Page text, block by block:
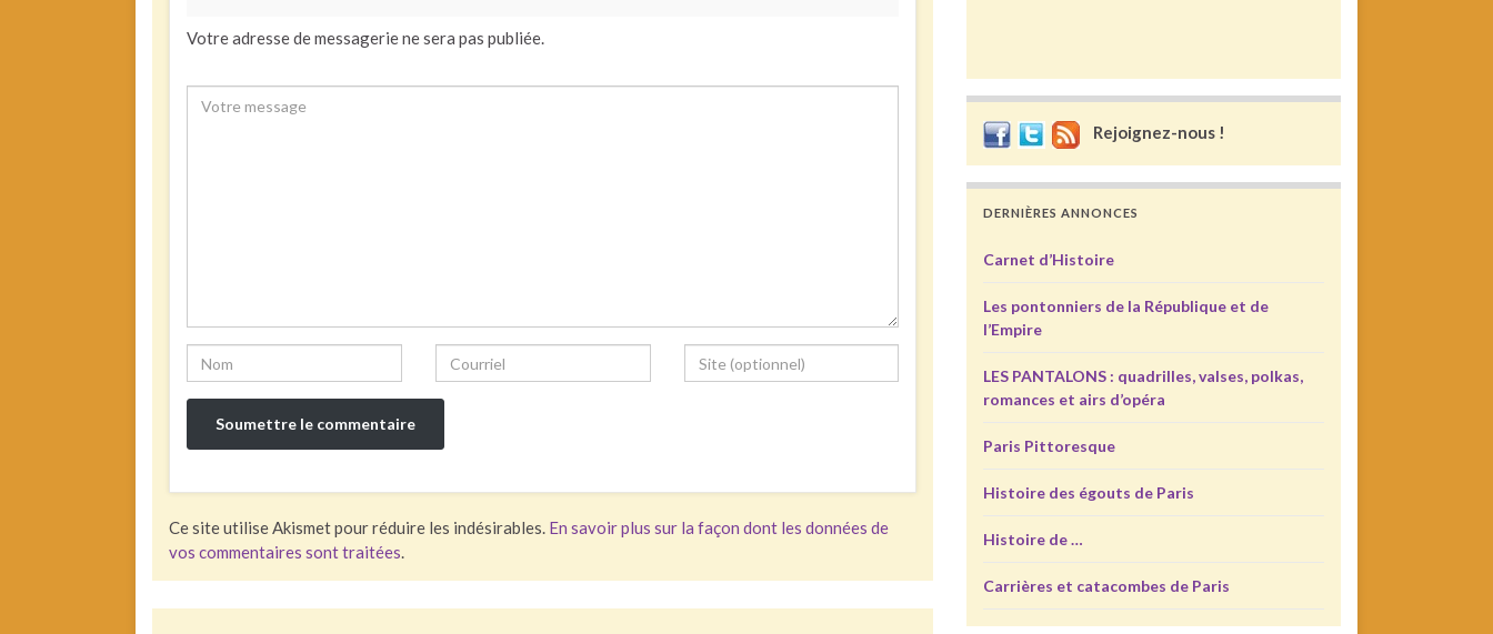
Votre adresse de messagerie ne sera pas publiée.
Ce site utilise Akismet pour réduire les indésirables. En savoir plus sur la façon dont les données de
vos commentaires sont traitées
Rejoignez-nous !
DERNIÈRES ANNONCES
Carnet d’Histoire
Les pontonniers de la République et de
l’Empire
LES PANTALONS : quadrilles, valses, polkas,
romances et airs d’opéra
Paris Pittoresque
Histoire des égouts de Paris
Histoire de …
Carrières et catacombes de Paris